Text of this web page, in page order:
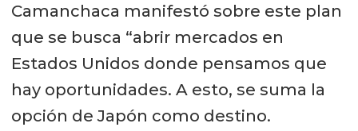
que podrían ser adaptadas en Chile.
“Esperamos que, en la primera parte
de 2019, realicemos exploraciones y
ensayos para determinar esto”,
apuntó García.
Camanchaca manifestó sobre este plan
que se busca “abrir mercados en
Estados Unidos donde pensamos que
hay oportunidades. A esto, se suma la
opción de Japón como destino.